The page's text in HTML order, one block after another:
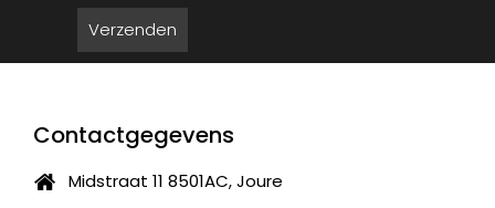
Contactgegevens
Midstraat 11 8501AC, Joure